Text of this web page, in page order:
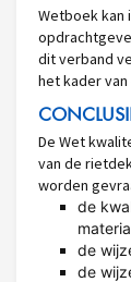
Wetboek kan
dit verband
het kader
De Wet
van de
worden
de
de
de